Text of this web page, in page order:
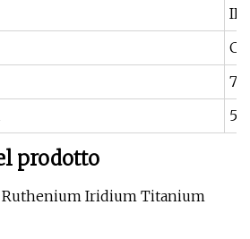
IN
prodotto